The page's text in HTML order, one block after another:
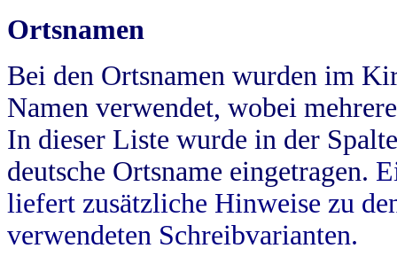
Ortsnamen
Bei den Ortsnamen wurden im
Namen verwendet, wobei
In dieser Liste wurde in der
deutsche Ortsname eingetragen.
liefert zusätzliche Hinweise zu
verwendeten Schreibvarianten.